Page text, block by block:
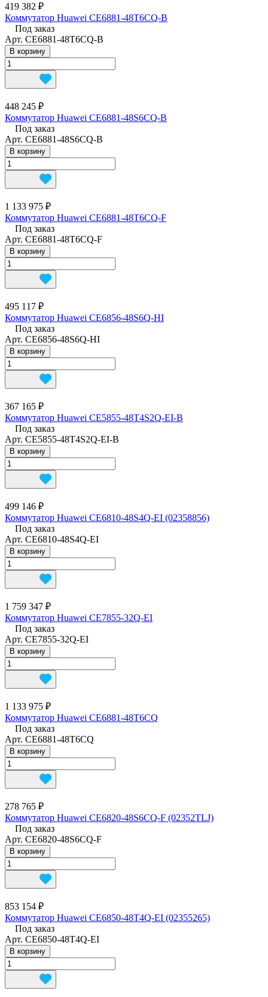
419 382 ₽
Коммутатор Huawei CE6881-48T6CQ-B
Под заказ
Арт. CE6881-48T6CQ-B
В корзину
448 245 ₽
Коммутатор Huawei CE6881-48S6CQ-B
Под заказ
Арт. CE6881-48S6CQ-B
В корзину
1 133 975 ₽
Коммутатор Huawei CE6881-48T6CQ-F
Под заказ
Арт. CE6881-48T6CQ-F
В корзину
495 117 ₽
Коммутатор Huawei CE6856-48S6Q-HI
Под заказ
Арт. CE6856-48S6Q-HI
В корзину
367 165 ₽
Коммутатор Huawei CE5855-48T4S2Q-EI-B
Под заказ
Арт. CE5855-48T4S2Q-EI-B
В корзину
499 146 ₽
Коммутатор Huawei CE6810-48S4Q-EI (02358856)
Под заказ
Арт. CE6810-48S4Q-EI
В корзину
1 759 347 ₽
Коммутатор Huawei CE7855-32Q-EI
Под заказ
Арт. CE7855-32Q-EI
В корзину
1 133 975 ₽
Коммутатор Huawei CE6881-48T6CQ
Под заказ
Арт. CE6881-48T6CQ
В корзину
278 765 ₽
Коммутатор Huawei CE6820-48S6CQ-F (02352TLJ)
Под заказ
Арт. CE6820-48S6CQ-F
В корзину
853 154 ₽
Коммутатор Huawei CE6850-48T4Q-EI (02355265)
Под заказ
Арт. CE6850-48T4Q-EI
В корзину